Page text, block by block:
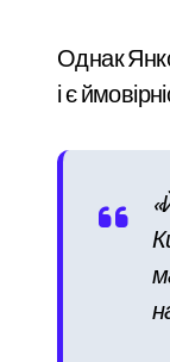
Однак
і є